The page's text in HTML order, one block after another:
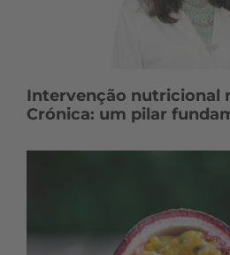
Intervenção nutricional
Crónica: um pilar